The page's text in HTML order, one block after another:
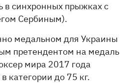
в синхронных прыжках с
Сербиным).
медальном для Украины
претендентом на медаль
мира 2017 года
категории до 75 кг.